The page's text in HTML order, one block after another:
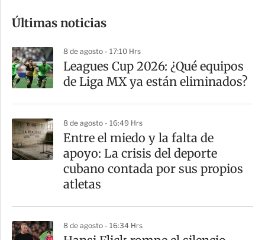
m
a
r
t
r
Últimas noticias
8 de agosto - 17:10 Hrs
Leagues Cup 2026: ¿Qué equipos
de Liga MX ya están eliminados?
8 de agosto - 16:49 Hrs
Entre el miedo y la falta de
apoyo: La crisis del deporte
cubano contada por sus propios
atletas
8 de agosto - 16:34 Hrs